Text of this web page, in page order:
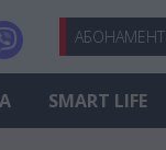
АБОНАМЕНТ
SMART LIFE